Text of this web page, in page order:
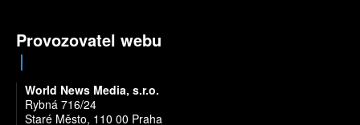
Provozovatel webu
World News Media, s.r.o.
Rybná 716/24
Staré Město, 110 00 Praha